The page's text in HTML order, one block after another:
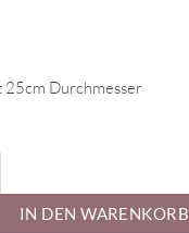
Durchmesser
IN DEN WARENKORB